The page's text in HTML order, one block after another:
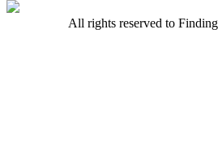
All rights reserved to